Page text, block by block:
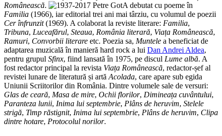
Românească.
A debutat cu poeme în
Familia (1966), iar editorial trei ani mai târziu, cu volumul de poezii
Cer înfrunzit(1969). A colaborat la reviste literare: Familia,
Tribuna, Luceafărul, Steaua, România literară, Viața Românească,
Ramuri, Convorbii literare etc. Poezia sa, Muntele a beneficiat de
adaptarea muzicală în manieră hard rock a lui Dan Andrei Aldea,
pentru grupul Sfinx, fiind lansată în 1975, pe discul Lume albă. A
fost redactor principal la revista Viața Românească, redactor-șef al
revistei lunare de literatură și artăAcolada, care apare sub egida
Uniunii Scriitorilor din România. Dintre volumele sale de versuri:
Glas de ceară, Masa de mire, Ochii florilor, Dimineața cuvântului,
Paranteza lunii, Inima lui septembrie, Plâns de heruvim, Stelele
strigă, Timp răstignit, Inima lui septembrie, Plâns de heruvim, Clipa
dintre hotare, Protocolul norilor.